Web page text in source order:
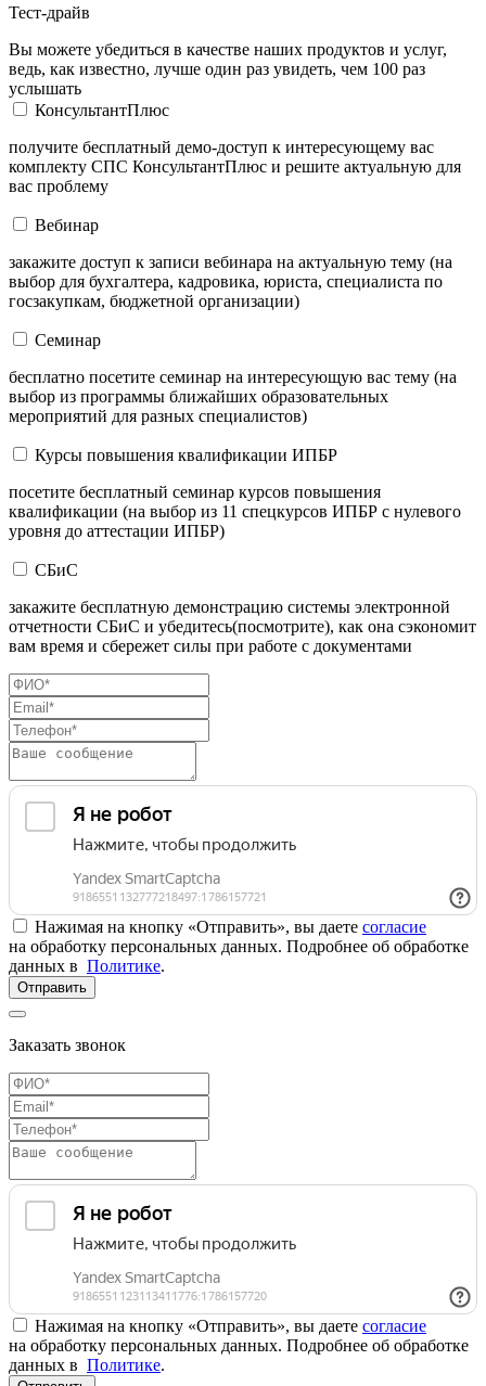
Тест-драйв
Вы можете убедиться в качестве наших продуктов и услуг,
ведь, как известно, лучше один раз увидеть, чем 100 раз
услышать
КонсультантПлюс
получите бесплатный демо-доступ к интересующему вас
комплекту СПС КонсультантПлюс и решите актуальную для
вас проблему
Вебинар
закажите доступ к записи вебинара на актуальную тему (на
выбор для бухгалтера, кадровика, юриста, специалиста по
госзакупкам, бюджетной организации)
Семинар
бесплатно посетите семинар на интересующую вас тему (на
выбор из программы ближайших образовательных
мероприятий для разных специалистов)
Курсы повышения квалификации ИПБР
посетите бесплатный семинар курсов повышения
квалификации (на выбор из 11 спецкурсов ИПБР с нулевого
уровня до аттестации ИПБР)
СБиС
закажите бесплатную демонстрацию системы электронной
отчетности СБиС и убедитесь(посмотрите), как она сэкономит
вам время и сбережет силы при работе с документами
Нажимая на кнопку «Отправить», вы даете согласие
на обработку персональных данных. Подробнее об обработке
данных в Политике.
Отправить
Заказать звонок
Нажимая на кнопку «Отправить», вы даете согласие
на обработку персональных данных. Подробнее об обработке
данных в Политике.